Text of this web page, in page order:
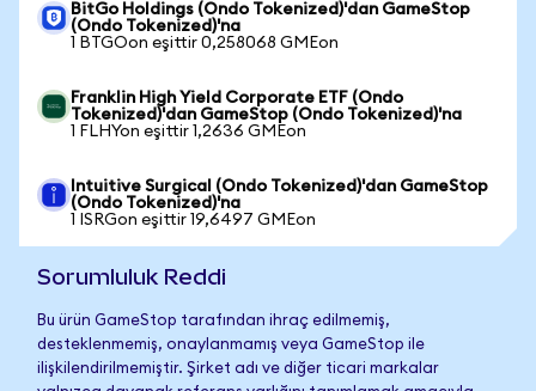
BitGo Holdings (Ondo Tokenized)'dan GameStop
(Ondo Tokenized)'na
1 BTGOon eşittir 0,258068 GMEon
Franklin High Yield Corporate ETF (Ondo
Tokenized)'dan GameStop (Ondo Tokenized)'na
1 FLHYon eşittir 1,2636 GMEon
Intuitive Surgical (Ondo Tokenized)'dan GameStop
(Ondo Tokenized)'na
1 ISRGon eşittir 19,6497 GMEon
Sorumluluk Reddi
Bu ürün GameStop tarafından ihraç edilmemiş,
desteklenmemiş, onaylanmamış veya GameStop ile
ilişkilendirilmemiştir. Şirket adı ve diğer ticari markalar